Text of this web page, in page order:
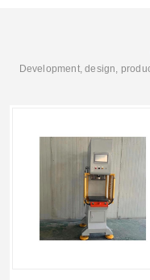
Development, design,